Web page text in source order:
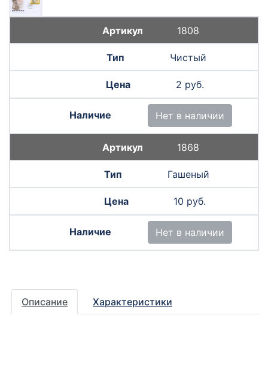
1808
Чистый
2 руб.
Нет в наличии
1868
Гашеный
10 руб.
Нет в наличии
Описание Характеристики